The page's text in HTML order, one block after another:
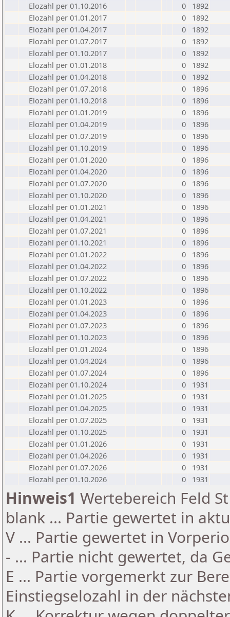
Elozahl per 01.10.2016
0
1892
Elozahl per 01.01.2017
0
1892
Elozahl per 01.04.2017
0
1892
Elozahl per 01.07.2017
0
1892
Elozahl per 01.10.2017
0
1892
Elozahl per 01.01.2018
0
1892
Elozahl per 01.04.2018
0
1892
Elozahl per 01.07.2018
0
1896
Elozahl per 01.10.2018
0
1896
Elozahl per 01.01.2019
0
1896
Elozahl per 01.04.2019
0
1896
Elozahl per 01.07.2019
0
1896
Elozahl per 01.10.2019
0
1896
Elozahl per 01.01.2020
0
1896
Elozahl per 01.04.2020
0
1896
Elozahl per 01.07.2020
0
1896
Elozahl per 01.10.2020
0
1896
Elozahl per 01.01.2021
0
1896
Elozahl per 01.04.2021
0
1896
Elozahl per 01.07.2021
0
1896
Elozahl per 01.10.2021
0
1896
Elozahl per 01.01.2022
0
1896
Elozahl per 01.04.2022
0
1896
Elozahl per 01.07.2022
0
1896
Elozahl per 01.10.2022
0
1896
Elozahl per 01.01.2023
0
1896
Elozahl per 01.04.2023
0
1896
Elozahl per 01.07.2023
0
1896
Elozahl per 01.10.2023
0
1896
Elozahl per 01.01.2024
0
1896
Elozahl per 01.04.2024
0
1896
Elozahl per 01.07.2024
0
1896
Elozahl per 01.10.2024
0
1931
Elozahl per 01.01.2025
0
1931
Elozahl per 01.04.2025
0
1931
Elozahl per 01.07.2025
0
1931
Elozahl per 01.10.2025
0
1931
Elozahl per 01.01.2026
0
1931
Elozahl per 01.04.2026
0
1931
Elozahl per 01.07.2026
0
1931
Elozahl per 01.10.2026
0 1931
Hinweis1 Wertebereich Feld
blank ... Partie gewertet in
V ... Partie gewertet in
- ... Partie nicht gewertet, da
E ... Partie vorgemerkt zur
Einstiegselozahl in der